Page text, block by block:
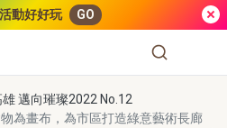
動好好玩 GO
邁向璀璨2022 No.12
為畫布，為市區打造綠意藝術長廊